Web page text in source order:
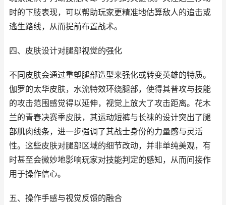
时的下肢表现，可以帮助玩家更精准地估算敌人的追击或
逃生路线，从而提前布置战术。
四、皮肤设计对腿部视觉的强化
不同皮肤会通过重塑腿部造型来强化或转变英雄的特质。
伽罗的太华皮肤，水流特效环绕腿部，使得其普攻与技能
的攻击范围感觉得以延伸，视觉上放大了攻击距离。花木
兰的青春决赛季皮肤，其运动短裤与长袜的设计突出了腿
部肌肉线条，进一步强调了其战士身份的力量感与灵活
性。这些皮肤对腿部区域的细节改动，并非单纯美观，有
时甚至会微妙地影响玩家对技能判定的感知，从而间接作
用于操作信心。
五、操作手感与视觉反馈的融合